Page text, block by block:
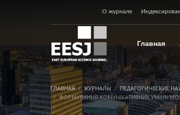
О журнале
Главная
ГЛАВНАЯ ЖУРНАЛЫ
ПЕДАГОГИЧЕСКИЕ
ФОРМУВАННЯ КОМУНІКАТИВНИХ УМІНЬ